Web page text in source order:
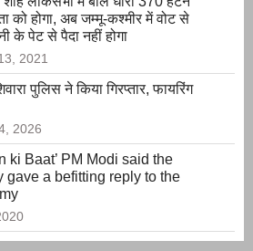
को होगा, अब जम्मू-कश्मीर में वोट से
के पेट से पैदा नहीं होगा
2021
पुलिस ने किया गिरप्तार, फायरिंग
2026
ki Baat’ PM Modi said the
gave a befitting reply to the